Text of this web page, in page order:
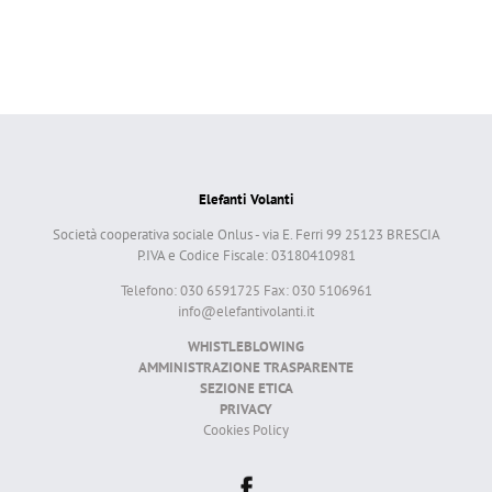
Elefanti Volanti
Società cooperativa sociale Onlus - via E. Ferri 99 25123 BRESCIA
P.IVA e Codice Fiscale: 03180410981
Telefono: 030 6591725 Fax: 030 5106961
info@elefantivolanti.it
WHISTLEBLOWING
AMMINISTRAZIONE TRASPARENTE
SEZIONE ETICA
PRIVACY
Cookies Policy